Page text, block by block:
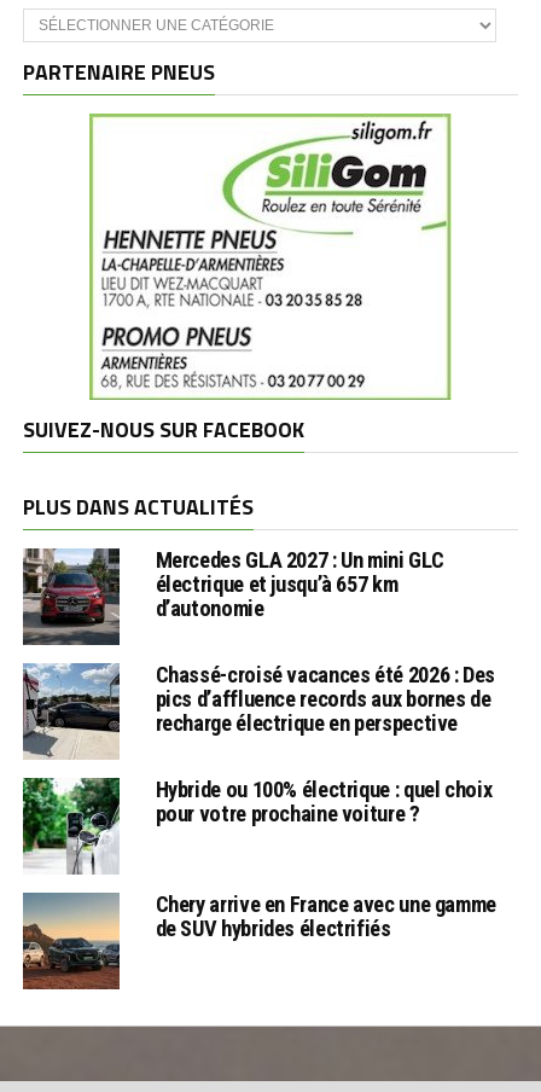
Catégories
et
PARTENAIRE PNEUS
SUIVEZ-NOUS SUR FACEBOOK
PLUS DANS ACTUALITÉS
Mercedes GLA 2027 : Un mini GLC
électrique et jusqu’à 657 km
d’autonomie
Chassé-croisé vacances été 2026 : Des
pics d’affluence records aux bornes de
recharge électrique en perspective
Hybride ou 100% électrique : quel choix
pour votre prochaine voiture ?
Chery arrive en France avec une gamme
de SUV hybrides électrifiés